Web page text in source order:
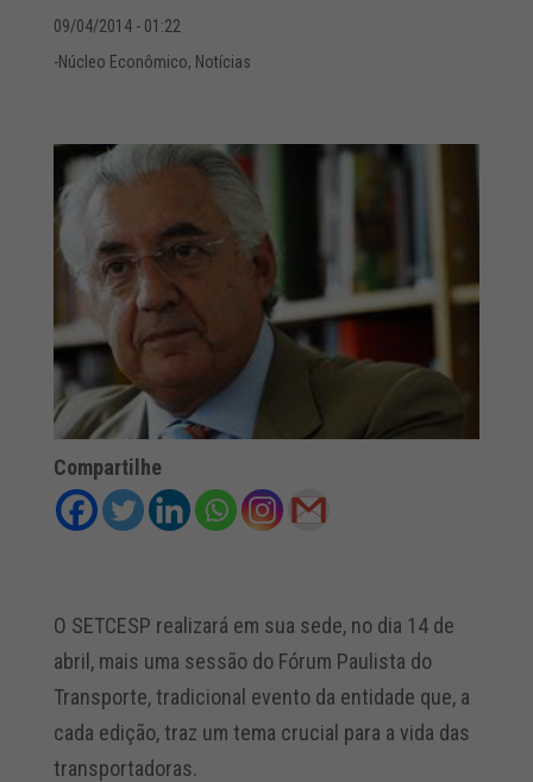
09/04/2014 - 01:22
-Núcleo Econômico, Notícias
Compartilhe
O SETCESP realizará em sua sede, no dia 14 de
abril, mais uma sessão do Fórum Paulista do
Transporte, tradicional evento da entidade que, a
cada edição, traz um tema crucial para a vida das
transportadoras.